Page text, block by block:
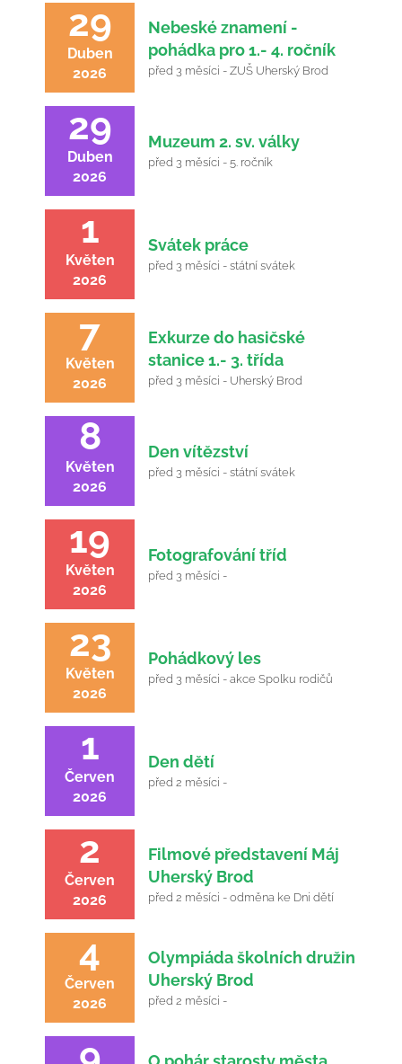
29
Duben
2026
Nebeské znamení -
pohádka pro 1.- 4. ročník
před 3 měsíci - ZUŠ Uherský Brod
29
Duben
2026
Muzeum 2. sv. války
před 3 měsíci - 5. ročník
1
Květen
2026
Svátek práce
před 3 měsíci - státní svátek
7
Květen
2026
Exkurze do hasičské
stanice 1.- 3. třída
před 3 měsíci - Uherský Brod
8
Květen
2026
Den vítězství
před 3 měsíci - státní svátek
19
Květen
2026
Fotografování tříd
před 3 měsíci -
23
Květen
2026
Pohádkový les
před 3 měsíci - akce Spolku rodičů
1
Červen
2026
Den dětí
před 2 měsíci -
2
Červen
2026
Filmové představení Máj
Uherský Brod
před 2 měsíci - odměna ke Dni dětí
4
Červen
2026
Olympiáda školních družin
Uherský Brod
před 2 měsíci -